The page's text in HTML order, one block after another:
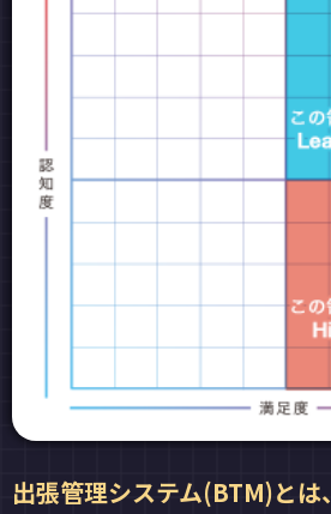
出張管理システム(BTM)とは、